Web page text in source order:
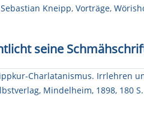
Sebastian Kneipp, Vorträge,
seine